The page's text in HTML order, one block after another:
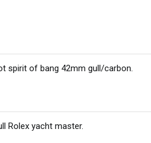
spirit of bang 42mm gull/carbon.
Rolex yacht master.